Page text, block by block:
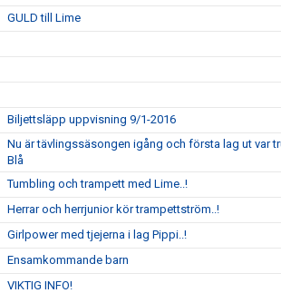
GULD till Lime
Biljettsläpp uppvisning 9/1-2016
Nu är tävlingssäsongen igång och första lag ut var
Blå
Tumbling och trampett med Lime..!
Herrar och herrjunior kör trampettström..!
Girlpower med tjejerna i lag Pippi..!
Ensamkommande barn
VIKTIG INFO!